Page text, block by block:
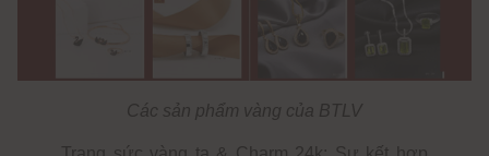
Các sản phẩm vàng của BTLV